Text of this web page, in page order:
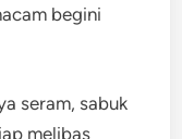
begini
seram, sabuk
melibas